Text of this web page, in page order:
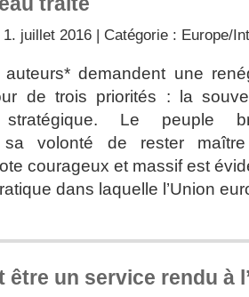
1. juillet 2016 | Catégorie : Europe/
demandent une
de trois priorités : la
stratégique. Le peuple
sa volonté de rester
courageux et massif est
dans laquelle l’Union
être un service rendu à